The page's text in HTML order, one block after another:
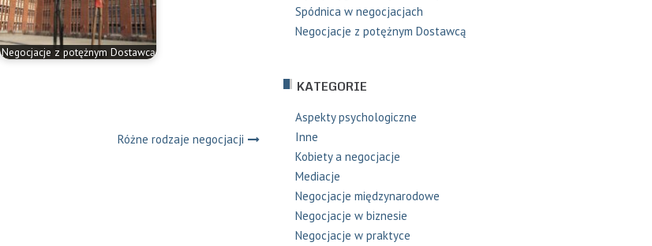
Negocjacje z potężnym Dostawcą
Różne rodzaje negocjacji
Spódnica w negocjacjach
Negocjacje z potężnym Dostawcą
KATEGORIE
Aspekty psychologiczne
Inne
Kobiety a negocjacje
Mediacje
Negocjacje międzynarodowe
Negocjacje w biznesie
Negocjacje w praktyce